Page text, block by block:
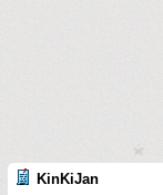
KinKiJan